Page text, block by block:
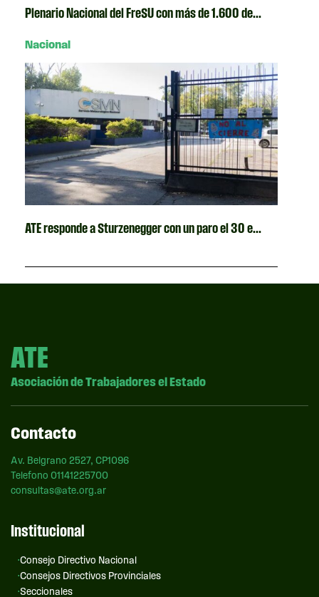
Plenario Nacional del FreSU con más de 1.600 de...
Nacional
ATE responde a Sturzenegger con un paro el 30 e...
ATE
Asociación de Trabajadores el Estado
Contacto
Av. Belgrano 2527, CP1096
Telefono 01141225700
consultas@ate.org.ar
Institucional
Consejo Directivo Nacional
Consejos Directivos Provinciales
Seccionales